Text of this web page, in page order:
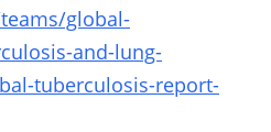
global-
and-lung-
tuberculosis-report-